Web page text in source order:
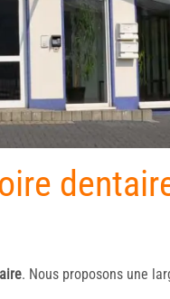
. Nous proposons une